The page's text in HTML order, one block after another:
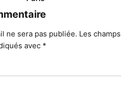
ne sera pas publiée. Les champs
avec *